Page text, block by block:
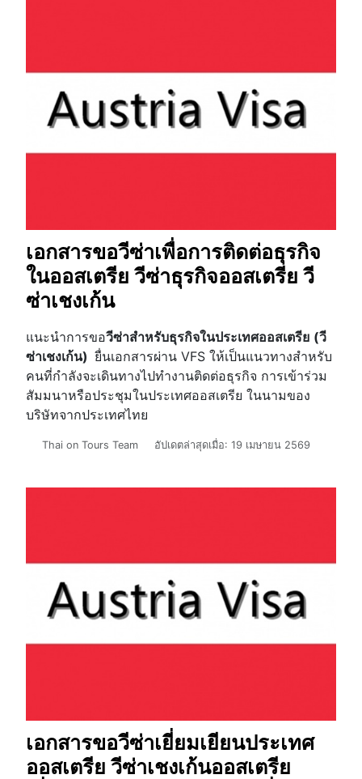
เอกสารขอวีซ่าเพื่อการติดต่อธุรกิจ
ในออสเตรีย วีซ่าธุรกิจออสเตรีย วี
ซ่าเชงเก้น
แนะนำการขอวีซ่าสำหรับธุรกิจในประเทศออสเตรีย (วี
ซ่าเชงเก้น) ยื่นเอกสารผ่าน VFS ให้เป็นแนวทางสำหรับ
คนที่กำลังจะเดินทางไปทำงานติดต่อธุรกิจ การเข้าร่วม
สัมมนาหรือประชุมในประเทศออสเตรีย ในนามของ
บริษัทจากประเทศไทย
รายละเอียด
Thai on Tours Team อัปเดตล่าสุดเมื่อ: 19 เมษายน 2569
เอกสารขอวีซ่าเยี่ยมเยียนประเทศ
ออสเตรีย วีซ่าเชงเก้นออสเตรีย